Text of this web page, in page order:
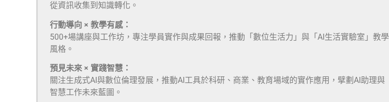
從資訊收集到知識轉化。
行動導向 × 教學有感：
500+場講座與工作坊，專注學員實作與成果回報，推動「數位生活力」與「AI生活實驗室」教學
風格。
預見未來 × 實踐智慧：
關注生成式AI與數位倫理發展，推動AI工具於科研、商業、教育場域的實作應用，擘劃AI助理與
智慧工作未來藍圖。